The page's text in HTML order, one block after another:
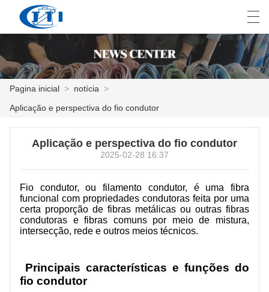
PAGINA INICIAL
PRODUTOS
COSTUMIZAÇÃO
SOBRE NÓS
NOTÍCIA
FALE CONOSCO
العربية česky Deutsch English
Pagina inicial > notícia >
Aplicação e perspectiva do fio condutor
Aplicação e perspectiva do fio condutor
2025-02-28 16:37
Fio condutor, ou filamento condutor, é uma fibra
funcional com propriedades condutoras feita por uma
certa proporção de fibras metálicas ou outras fibras
condutoras e fibras comuns por meio de mistura,
intersecção, rede e outros meios técnicos.
Principais características e funções do
fio condutor